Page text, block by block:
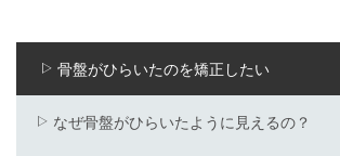
骨盤がひらいたのを矯正したい
なぜ骨盤がひらいたように見えるの？